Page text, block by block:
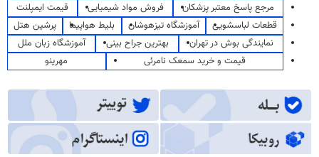
مرجع پاسخ معتبر پزشکان
فروش مواد شیمیایی
قیمت ایمپلنت
قطعات لباسشویی
آموزشگاه تیزهوشان بلیط هواپیما
پرشین هتل
نمایندگی بوش در تهران
بهترین جراح بینی
آموزشگاه زبان ملل
قیمت و خرید سمعک نامرئی
مهرینو